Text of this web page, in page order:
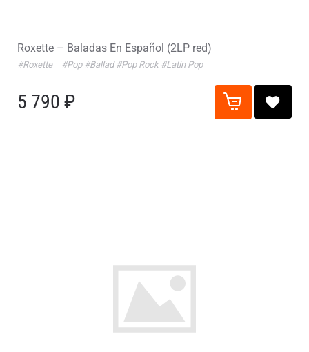
Roxette – Baladas En Español (2LP red)
#Roxette #Pop #Ballad #Pop Rock #Latin Pop
5 790 ₽